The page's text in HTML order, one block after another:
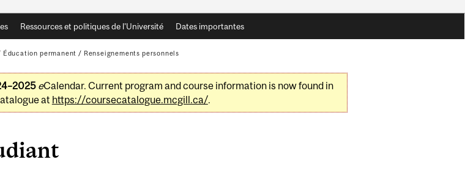
Ressources et politiques de l'Université Dates importantes
Éducation permanent / Renseignements personnels
eCalendar. Current program and course information is now found in
at https://coursecatalogue.mcgill.ca/.